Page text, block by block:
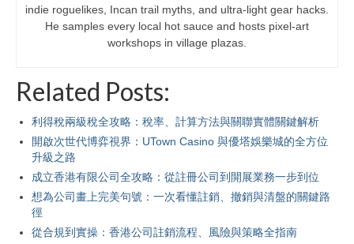
indie roguelikes, Incan trail myths, and ultra-light gear hacks.
He samples every local hot sauce and hosts pixel-art
workshops in village plazas.
Related Posts:
利得稅兩級稅全攻略：稅率、計算方法與關聯實體關鍵解析
開啟次世代博弈視界：UTown Casino 與優塔娛樂城的全方位
升級之路
成立香港有限公司全攻略：從註冊公司到開展業務一步到位
想為公司畫上完美句號：一次看懂註銷、撤銷與清盤的關鍵路
徑
從合規到實操：香港公司註銷流程、風險與策略全指南